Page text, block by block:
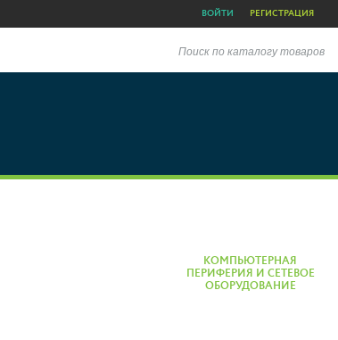
ВОЙТИ РЕГИСТРАЦИЯ
Поиск по каталогу товаров
КОМПЬЮТЕРНАЯ
ПЕРИФЕРИЯ И СЕТЕВОЕ
ОБОРУДОВАНИЕ